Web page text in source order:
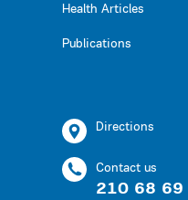
Health Articles
Publications
Directions
Contact us
210 68 69